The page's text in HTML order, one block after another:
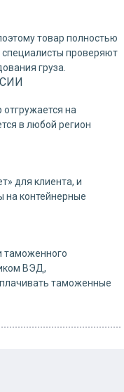
товар полностью
проверяют
груза.
на
в любой регион
для клиента, и
на контейнерные
таможенного
ВЭД,
таможенные